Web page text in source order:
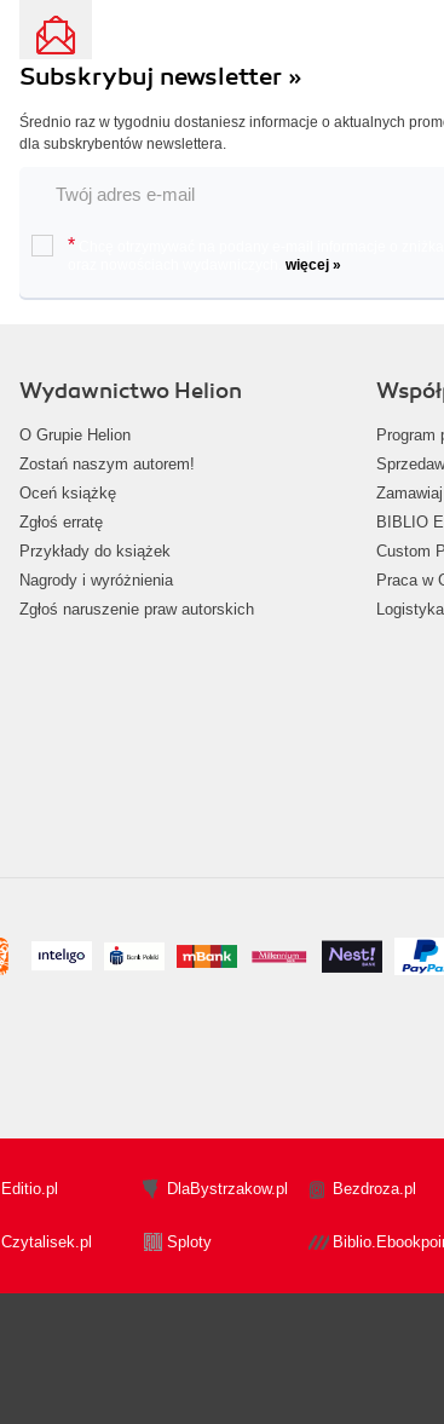
Subskrybuj newsletter »
Średnio raz w tygodniu dostaniesz informacje o aktualnych
dla subskrybentów newslettera.
*
więcej »
Wydawnictwo Helion
O Grupie Helion
Zostań naszym autorem!
Oceń książkę
Zgłoś erratę
Przykłady do książek
Nagrody i wyróżnienia
Zgłoś naruszenie praw autorskich
Program
BIBLIO
Custom
Praca w
Editio.pl DlaBystrzakow.pl Bezdroza.pl
Czytalisek.pl Sploty